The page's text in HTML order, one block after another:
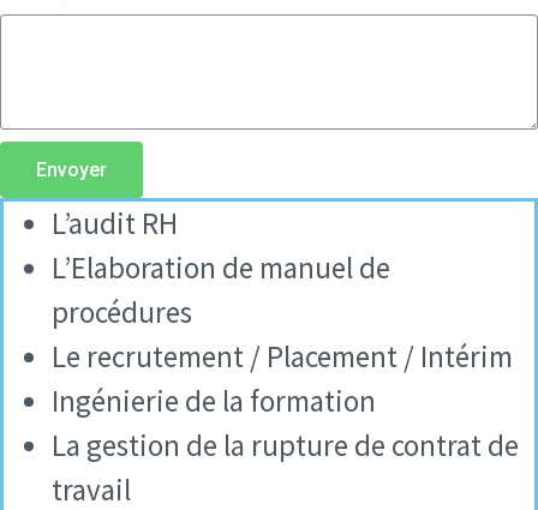
Envoyer
L’audit RH
L’Elaboration de manuel de
procédures
Le recrutement / Placement / Intérim
Ingénierie de la formation
La gestion de la rupture de contrat de
travail